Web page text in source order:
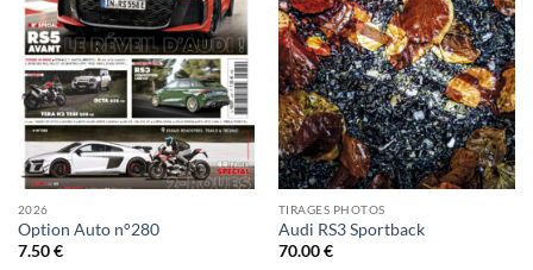
2026
Option Auto n°280
7.50€
TIRAGES PHOTOS
Audi RS3 Sportback
70.00€